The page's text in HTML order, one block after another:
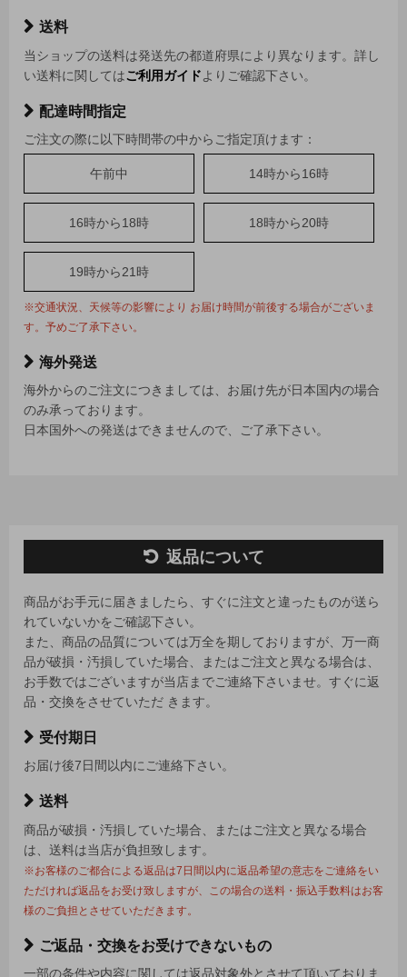
送料
当ショップの送料は発送先の都道府県により異なります。詳し
い送料に関してはご利用ガイドよりご確認下さい。
配達時間指定
ご注文の際に以下時間帯の中からご指定頂けます：
午前中 14時から16時
16時から18時 18時から20時
19時から21時
※交通状況、天候等の影響により お届け時間が前後する場合がございま
す。予めご了承下さい。
海外発送
海外からのご注文につきましては、お届け先が日本国内の場合
のみ承っております。
日本国外への発送はできませんので、ご了承下さい。
返品について
商品がお手元に届きましたら、すぐに注文と違ったものが送ら
れていないかをご確認下さい。
また、商品の品質については万全を期しておりますが、万一商
品が破損・汚損していた場合、またはご注文と異なる場合は、
お手数ではございますが当店までご連絡下さいませ。すぐに返
品・交換をさせていただ きます。
受付期日
お届け後7日間以内にご連絡下さい。
送料
商品が破損・汚損していた場合、またはご注文と異なる場合
は、送料は当店が負担致します。
※お客様のご都合による返品は7日間以内に返品希望の意志をご連絡をい
ただければ返品をお受け致しますが、この場合の送料・振込手数料はお客
様のご負担とさせていただきます。
ご返品・交換をお受けできないもの
一部の条件や内容に関しては返品対象外とさせて頂いておりま